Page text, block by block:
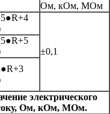
Ом, кОм, МОм
±0,1
электрического
Ом, кОм, МОм.